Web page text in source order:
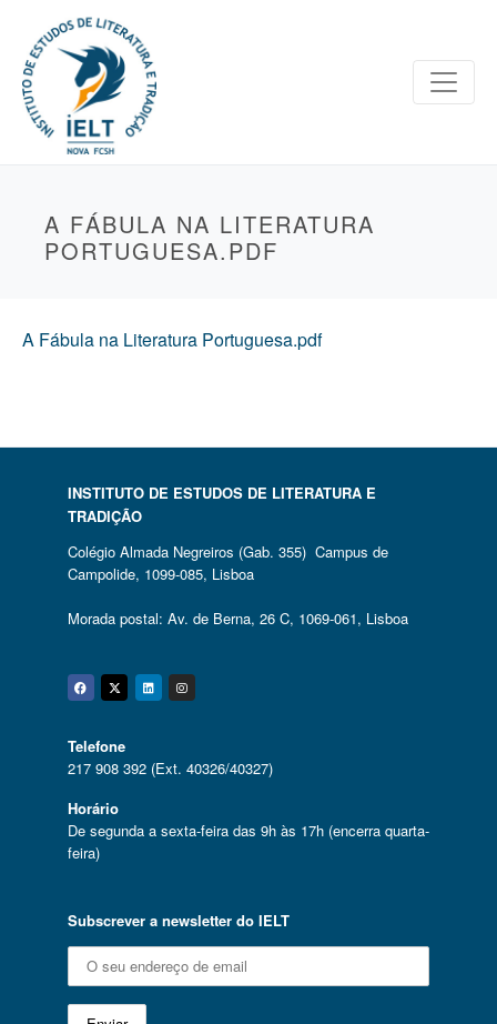
A FÁBULA NA LITERATURA
PORTUGUESA.PDF
A Fábula na Literatura Portuguesa.pdf
INSTITUTO DE ESTUDOS DE LITERATURA E
TRADIÇÃO
Colégio Almada Negreiros (Gab. 355) Campus de
Campolide, 1099-085, Lisboa
Morada postal: Av. de Berna, 26 C, 1069-061, Lisboa
Facebook
Twitter
Linkedin
Instagram
Telefone
217 908 392 (Ext. 40326/40327)
Horário
De segunda a sexta-feira das 9h às 17h (encerra quarta-
feira)
Subscrever a newsletter do IELT